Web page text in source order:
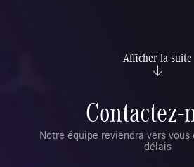
Afficher la suite
Contactez-
Notre équipe reviendra vers
délais